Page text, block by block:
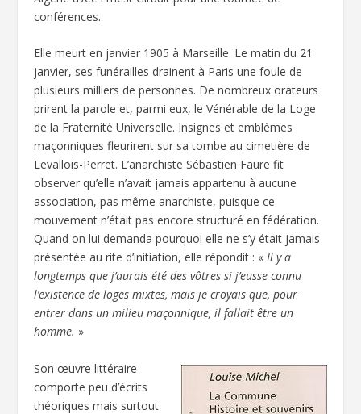
conférences.
Elle meurt en janvier 1905 à Marseille. Le matin du 21
janvier, ses funérailles drainent à Paris une foule de
plusieurs milliers de personnes. De nombreux orateurs
prirent la parole et, parmi eux, le Vénérable de la Loge
de la Fraternité Universelle. Insignes et emblèmes
maçonniques fleurirent sur sa tombe au cimetière de
Levallois-Perret. L’anarchiste Sébastien Faure fit
observer qu’elle n’avait jamais appartenu à aucune
association, pas même anarchiste, puisque ce
mouvement n’était pas encore structuré en fédération.
Quand on lui demanda pourquoi elle ne s’y était jamais
présentée au rite d’initiation, elle répondit : « Il y a
longtemps que j’aurais été des vôtres si j’eusse connu
l’existence de loges mixtes, mais je croyais que, pour
entrer dans un milieu maçonnique, il fallait être un
homme. »
Son œuvre littéraire
comporte peu d’écrits
théoriques mais surtout